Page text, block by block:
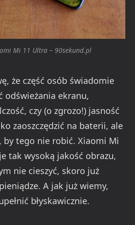
Mi 11 Ultra – 90sekund.pl
że część osób świadomie
odświeżania ekranu,
czy (o zgrozo!) jasność
zaoszczędzić na baterii, ale
tego nie robić. Xiaomi Mi
tak wysoką jakość obrazu,
nie cieszyć, skoro już
A jak już wiemy,
błyskawicznie.